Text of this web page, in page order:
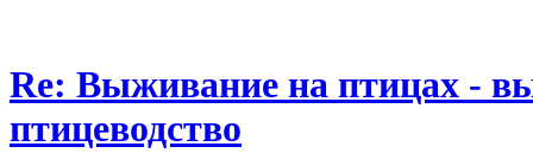
Re: Выживание на птицах -
птицеводство